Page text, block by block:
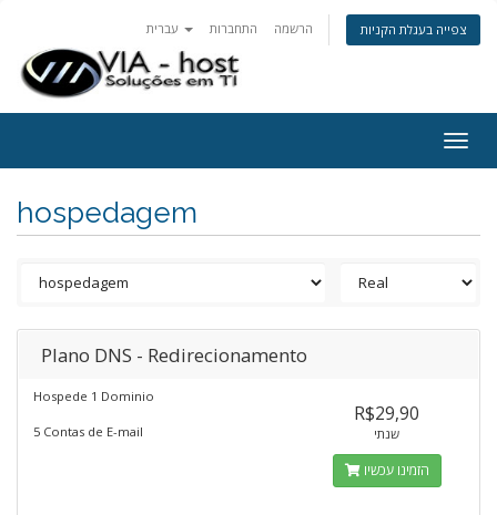
התחברות הרשמה צפייה בעגלת הקניות
hospedagem
Plano DNS - Redirecionamento
Hospede 1 Dominio
5 Contas de E-mail
R$29,90
שנתי
הזמינו עכשיו